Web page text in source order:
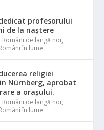
profesorului
de la naștere
Români de langă noi,
în lume
religiei
Nürnberg, aprobat
a orașului.
Români de langă noi,
în lume